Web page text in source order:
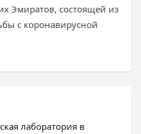
Эмиратов, состоящей из
с коронавирусной
лаборатория в